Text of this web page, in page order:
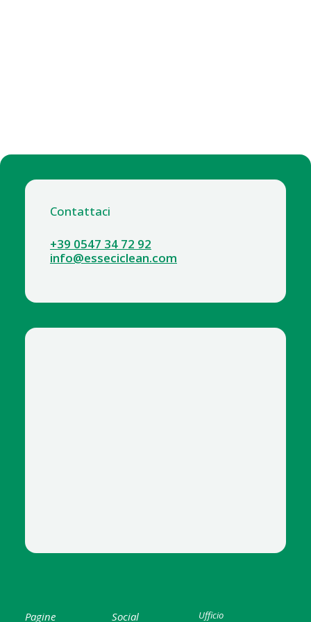
Contattaci
+39 0547 34 72 92
info@esseciclean.com
Pagine Social Ufficio